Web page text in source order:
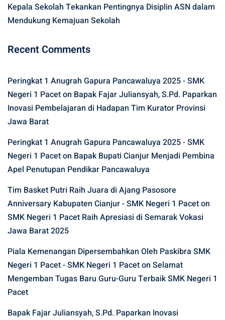
Kepala Sekolah Tekankan Pentingnya Disiplin ASN dalam
Mendukung Kemajuan Sekolah
Recent Comments
Peringkat 1 Anugrah Gapura Pancawaluya 2025 - SMK
Negeri 1 Paceton Bapak Fajar Juliansyah, S.Pd. Paparkan
Inovasi Pembelajaran di Hadapan Tim Kurator Provinsi
Jawa Barat
Peringkat 1 Anugrah Gapura Pancawaluya 2025 - SMK
Negeri 1 Paceton Bapak Bupati Cianjur Menjadi Pembina
Apel Penutupan Pendikar Pancawaluya
Tim Basket Putri Raih Juara di Ajang Pasosore
Anniversary Kabupaten Cianjur - SMK Negeri 1 Paceton
SMK Negeri 1 Pacet Raih Apresiasi di Semarak Vokasi
Jawa Barat 2025
Piala Kemenangan Dipersembahkan Oleh Paskibra SMK
Negeri 1 Pacet - SMK Negeri 1 Paceton Selamat
Mengemban Tugas Baru Guru-Guru Terbaik SMK Negeri 1
Pacet
Bapak Fajar Juliansyah, S.Pd. Paparkan Inovasi